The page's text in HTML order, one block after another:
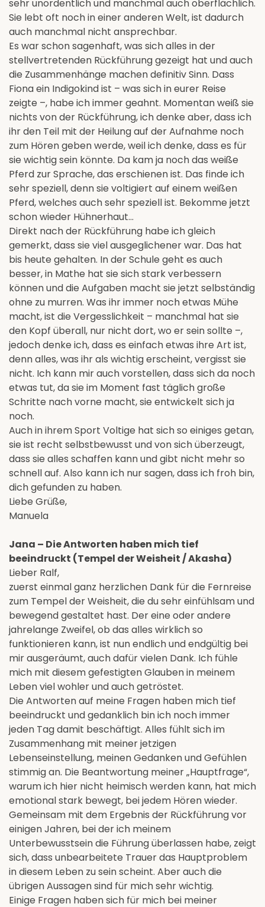
sehr unordentlich und manchmal auch oberflächlich.
Sie lebt oft noch in einer anderen Welt, ist dadurch
auch manchmal nicht ansprechbar.
Es war schon sagenhaft, was sich alles in der
stellvertretenden Rückführung gezeigt hat und auch
die Zusammenhänge machen definitiv Sinn. Dass
Fiona ein Indigokind ist – was sich in eurer Reise
zeigte –, habe ich immer geahnt. Momentan weiß sie
nichts von der Rückführung, ich denke aber, dass ich
ihr den Teil mit der Heilung auf der Aufnahme noch
zum Hören geben werde, weil ich denke, dass es für
sie wichtig sein könnte. Da kam ja noch das weiße
Pferd zur Sprache, das erschienen ist. Das finde ich
sehr speziell, denn sie voltigiert auf einem weißen
Pferd, welches auch sehr speziell ist. Bekomme jetzt
schon wieder Hühnerhaut...
Direkt nach der Rückführung habe ich gleich
gemerkt, dass sie viel ausgeglichener war. Das hat
bis heute gehalten. In der Schule geht es auch
besser, in Mathe hat sie sich stark verbessern
können und die Aufgaben macht sie jetzt selbständig
ohne zu murren. Was ihr immer noch etwas Mühe
macht, ist die Vergesslichkeit – manchmal hat sie
den Kopf überall, nur nicht dort, wo er sein sollte –,
jedoch denke ich, dass es einfach etwas ihre Art ist,
denn alles, was ihr als wichtig erscheint, vergisst sie
nicht. Ich kann mir auch vorstellen, dass sich da noch
etwas tut, da sie im Moment fast täglich große
Schritte nach vorne macht, sie entwickelt sich ja
noch.
Auch in ihrem Sport Voltige hat sich so einiges getan,
sie ist recht selbstbewusst und von sich überzeugt,
dass sie alles schaffen kann und gibt nicht mehr so
schnell auf. Also kann ich nur sagen, dass ich froh bin,
dich gefunden zu haben.
Liebe Grüße,
Manuela
Jana – Die Antworten haben mich tief
beeindruckt (Tempel der Weisheit / Akasha)
Lieber Ralf,
zuerst einmal ganz herzlichen Dank für die Fernreise
zum Tempel der Weisheit, die du sehr einfühlsam und
bewegend gestaltet hast. Der eine oder andere
jahrelange Zweifel, ob das alles wirklich so
funktionieren kann, ist nun endlich und endgültig bei
mir ausgeräumt, auch dafür vielen Dank. Ich fühle
mich mit diesem gefestigten Glauben in meinem
Leben viel wohler und auch getröstet.
Die Antworten auf meine Fragen haben mich tief
beeindruckt und gedanklich bin ich noch immer
jeden Tag damit beschäftigt. Alles fühlt sich im
Zusammenhang mit meiner jetzigen
Lebenseinstellung, meinen Gedanken und Gefühlen
stimmig an. Die Beantwortung meiner „Hauptfrage“,
warum ich hier nicht heimisch werden kann, hat mich
emotional stark bewegt, bei jedem Hören wieder.
Gemeinsam mit dem Ergebnis der Rückführung vor
einigen Jahren, bei der ich meinem
Unterbewusstsein die Führung überlassen habe, zeigt
sich, dass unbearbeitete Trauer das Hauptproblem
in diesem Leben zu sein scheint. Aber auch die
übrigen Aussagen sind für mich sehr wichtig.
Einige Fragen haben sich für mich bei meiner